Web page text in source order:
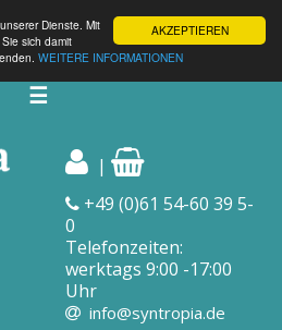
AKZEPTIEREN
Dienste. Mit
sich damit
WEITERE INFORMATIONEN
☰
|
+49 (0)61 54-60 39 5-
0
Telefonzeiten:
werktags 9:00 -17:00
Uhr
info@syntropia.de